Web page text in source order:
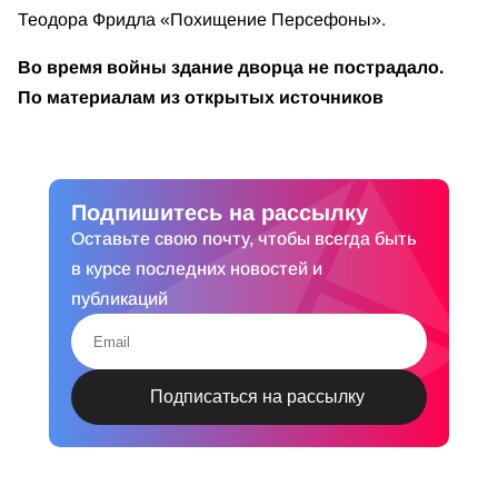
Теодора Фридла «Похищение Персефоны».
Во время войны здание дворца не пострадало.
По материалам из открытых источников
Подпишитесь на рассылку
Оставьте свою почту, чтобы всегда быть
в курсе последних новостей и
публикаций